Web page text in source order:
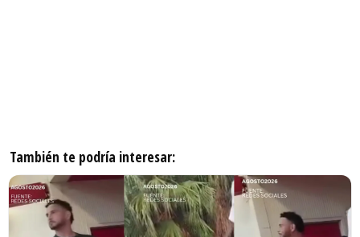
También te podría interesar: